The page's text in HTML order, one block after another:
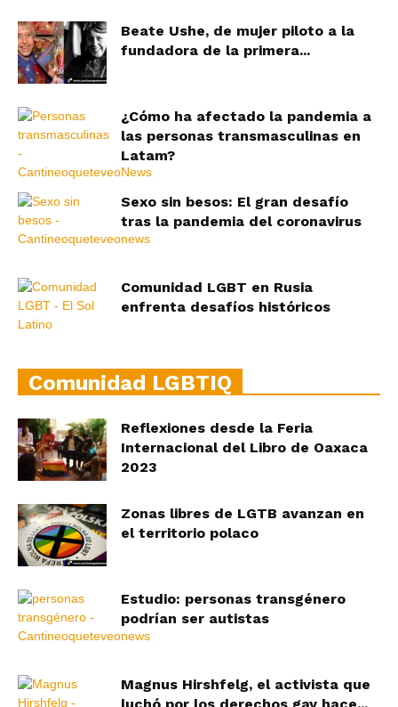
Beate Ushe, de mujer piloto a la
fundadora de la primera...
¿Cómo ha afectado la pandemia a
las personas transmasculinas en
Latam?
Sexo sin besos: El gran desafío
tras la pandemia del coronavirus
Comunidad LGBT en Rusia
enfrenta desafíos históricos
Comunidad LGBTIQ
Reflexiones desde la Feria
Internacional del Libro de Oaxaca
2023
Zonas libres de LGTB avanzan en
el territorio polaco
Estudio: personas transgénero
podrían ser autistas
Magnus Hirshfelg, el activista que